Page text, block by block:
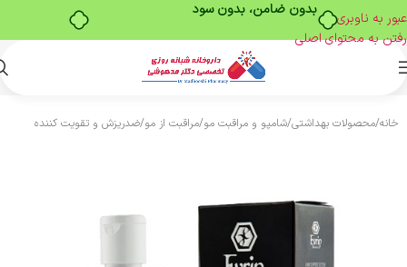
بدون ضامن، بدون سود
عبور به ناوبری
رفتن به محتوای اصلی
خانه/محصولات بهداشتی/شامپو و مراقبت مو/مراقبت از مو/ضدریزش و تقویت کننده